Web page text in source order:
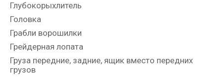
Глубокорыхлитель
Головка
Грабли ворошилки
Грейдерная лопата
Груза передние, задние, ящик вместо передних
грузов